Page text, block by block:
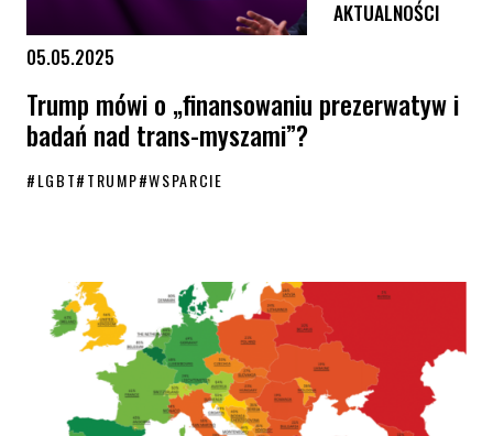
AKTUALNOŚCI
05.05.2025
Trump mówi o „finansowaniu prezerwatyw i
badań nad trans-myszami”?
#LGBT#TRUMP#WSPARCIE